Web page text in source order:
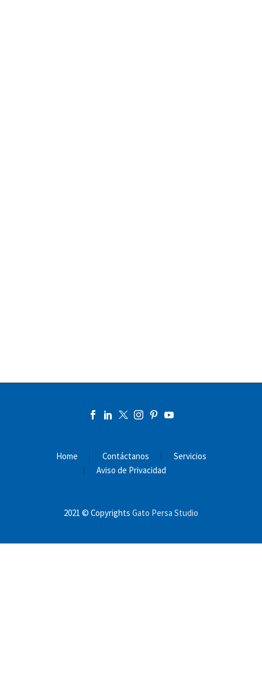
Home Contáctanos
Servicios
Aviso de Privacidad
2021 © Copyrights Gato Persa Studio